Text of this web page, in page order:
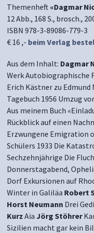
Themenheft «Dagmar
12 Abb., 168 S., brosch.,
ISBN 978-3-89086-779-3
€ 16 ,- beim Verlag
Aus dem Inhalt: Dagmar
Werk Autobiographische
Erich Kästner zu
Tagebuch 1956 Umzug
Aus meinem Buch
Rückblick auf einen
Erzwungene Emigration
Schülers 1933 Die
Sechzehnjährige Die
Donnerstagabend,
Dorf Exkursionen auf
Winter in Galiläa Robert
Horst Neumann Drei
Kurz Aia Jörg Stöhrer
Sizilien macht gar kein